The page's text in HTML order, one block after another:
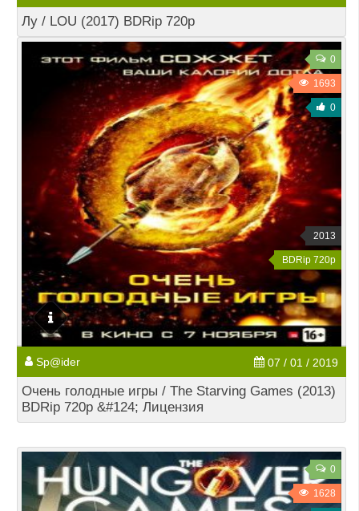
Лу / LOU (2017) BDRip 720p
0
1693
0
2013
BDRip 720p
Sp@ider 07 / 01 / 2019
Очень голодные игры / The Starving Games (2013)
BDRip 720p &#124; Лицензия
0
1628